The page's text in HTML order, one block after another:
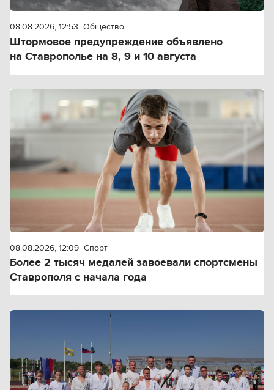
08.08.2026, 12:53 Общество
Штормовое предупреждение объявлено
на Ставрополье на 8, 9 и 10 августа
08.08.2026, 12:09 Спорт
Более 2 тысяч медалей завоевали спортсмены
Ставрополя с начала года